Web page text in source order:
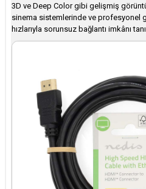
3D ve Deep Color gibi gelişmiş
sinema sistemlerinde ve profesyonel
hızlarıyla sorunsuz bağlantı imkânı